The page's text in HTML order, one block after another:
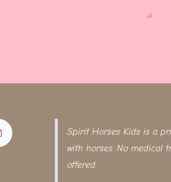
Spirit Horses Kids is a
with horses. No medical
offered.